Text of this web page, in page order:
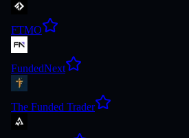
FTMO
FundedNext
The Funded Trader